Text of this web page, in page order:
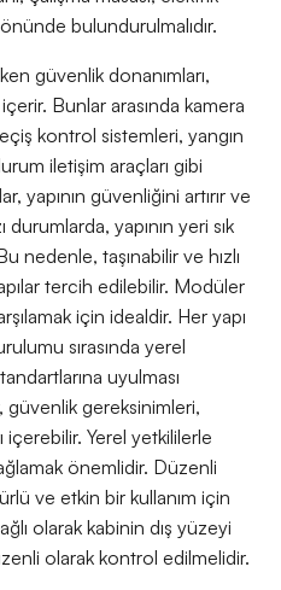
bulundurulmalıdır.
güvenlik donanımları,
Bunlar arasında kamera
kontrol sistemleri, yangın
iletişim araçları gibi
yapının güvenliğini artırır ve
durumlarda, yapının yeri sık
nedenle, taşınabilir ve hızlı
tercih edilebilir. Modüler
için idealdir. Her yapı
sırasında yerel
uyulması
gereksinimleri,
içerebilir. Yerel yetkililerle
önemlidir. Düzenli
ve etkin bir kullanım için
olarak kabinin dış yüzeyi
olarak kontrol edilmelidir.